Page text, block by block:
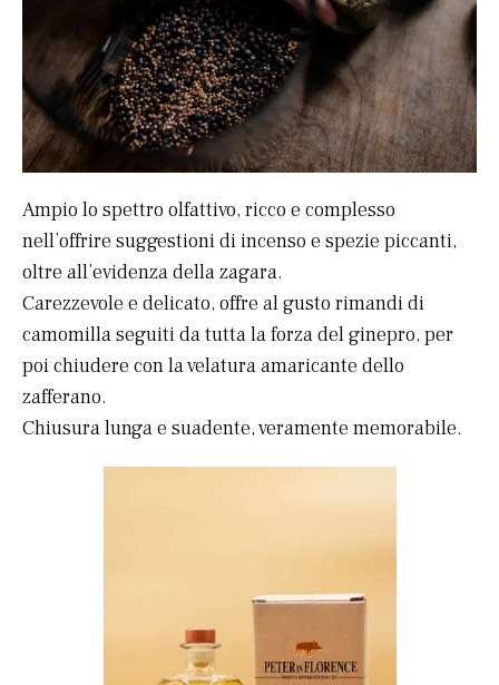
Ampio lo spettro olfattivo, ricco e complesso
nell’offrire suggestioni di incenso e spezie piccanti,
oltre all’evidenza della zagara.
Carezzevole e delicato, offre al gusto rimandi di
camomilla seguiti da tutta la forza del ginepro, per
poi chiudere con la velatura amaricante dello
zafferano.
Chiusura lunga e suadente, veramente memorabile.